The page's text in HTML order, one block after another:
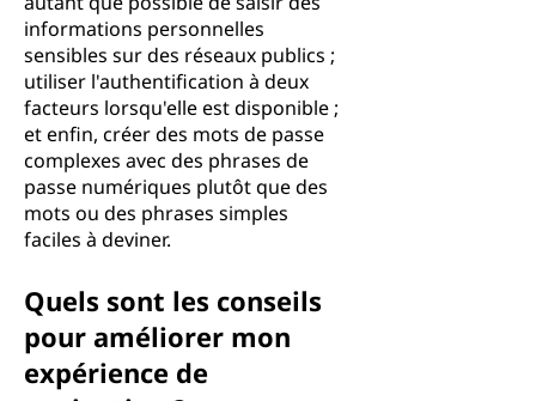
informations personnelles
sensibles sur des réseaux publics ;
utiliser l'authentification à deux
facteurs lorsqu'elle est disponible ;
et enfin, créer des mots de passe
complexes avec des phrases de
passe numériques plutôt que des
mots ou des phrases simples
faciles à deviner.
Quels sont les conseils
pour améliorer mon
expérience de